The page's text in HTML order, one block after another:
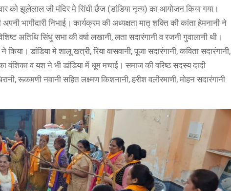
झूलेलाल जी मंदिर मे सिंधी छैज (डांडिया नृत्य) का आयोजन किया गया।
भागीदारी निभाई। कार्यक्रम की अध्यक्षता मातृ शक्ति की कांता हेमनानी ने
अतिथि सिंधु सभा की वर्षा लखानी, लता सदारंगानी व रजनी गुवालानी थी।
डांडिया मे शालू खत्री, रिया वासवानी, पूजा सदारंगानी, कविता सदारंगानी,
वंशिका व यश ने भी डांडिया में धूम मचाई। समाज की वरिष्ठ सदस्य दादी
रूकमणी नवानी सहित लक्ष्मण किशनानी, हरीश वलीरमाणी, मोहन सदारंगानी